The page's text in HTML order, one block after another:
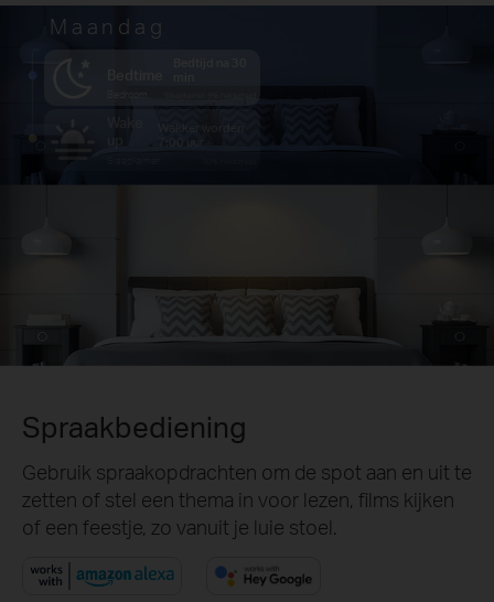
Maandag
Spraakbediening
Gebruik spraakopdrachten om de spot aan en uit te
zetten of stel een thema in voor lezen, films kijken
of een feestje, zo vanuit je luie stoel.